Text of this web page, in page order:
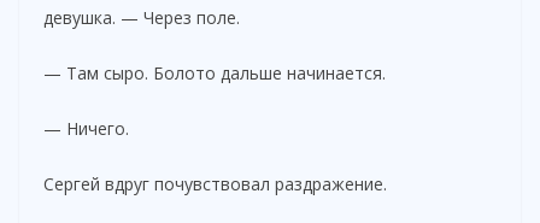
девушка. — Через поле.
— Там сыро. Болото дальше начинается.
— Ничего.
Сергей вдруг почувствовал раздражение.